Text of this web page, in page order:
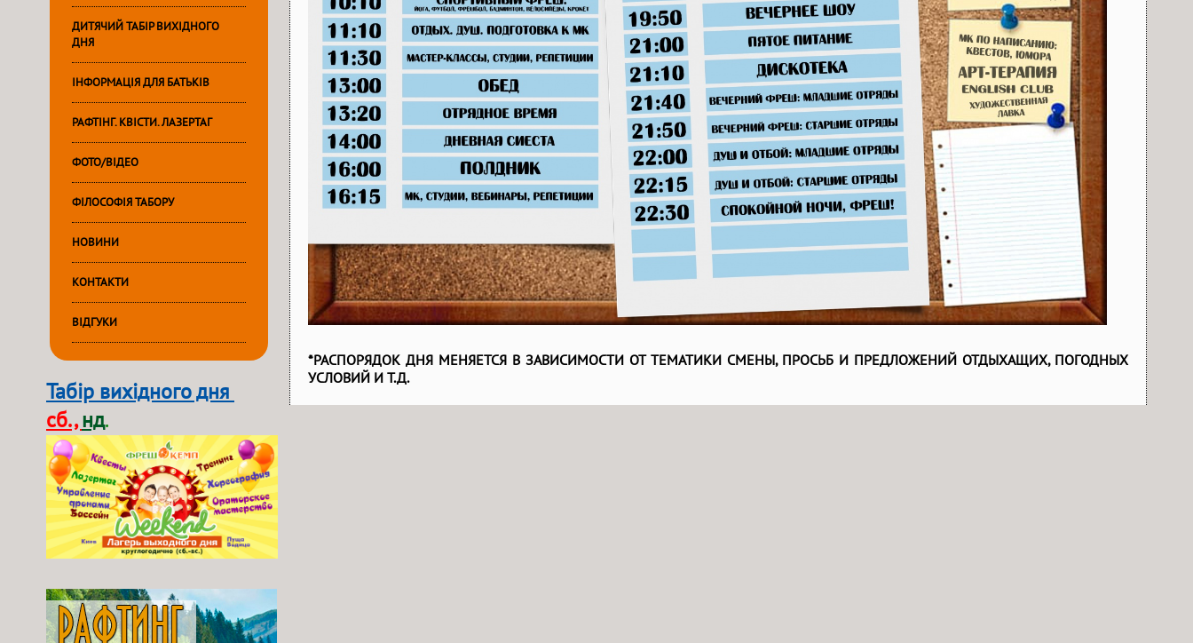
ДИТЯЧИЙ ТАБІР ВИХІДНОГО
ДНЯ
ІНФОРМАЦІЯ ДЛЯ БАТЬКІВ
РАФТІНГ. КВІСТИ. ЛАЗЕРТАГ
ФОТО/ВІДЕО
ФІЛОСОФІЯ ТАБОРУ
НОВИНИ
КОНТАКТИ
ВІДГУКИ
Табір вихідного дня
сб.,нд.
*РАСПОРЯДОК ДНЯ МЕНЯЕТСЯ В ЗАВИСИМОСТИ ОТ ТЕМАТИКИ СМЕНЫ, ПРОСЬБ И ПРЕДЛОЖЕНИЙ ОТДЫХАЩИХ, ПОГОДНЫХ
УСЛОВИЙ И Т.Д.